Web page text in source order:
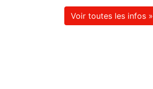
Voir toutes les infos »